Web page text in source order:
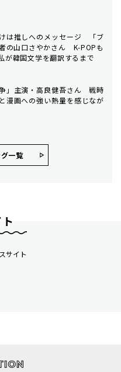
は推しへのメッセージ 「ブ
の山口さやかさん K-POPも
が韓国文学を翻訳するまで
」主演・高良健吾さん 戦時
漫画への強い熱量を感じなが
⼀覧
サイト